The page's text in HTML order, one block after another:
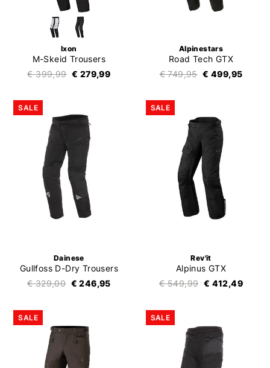
Ixon
M-Skeid Trousers
€ 399,99 € 279,99
Alpinestars
Road Tech GTX
€ 749,95 € 499,95
SALE
Dainese
Gullfoss D-Dry Trousers
€ 329,00 € 246,95
SALE
Rev'it
Alpinus GTX
€ 549,99 € 412,49
SALE SALE